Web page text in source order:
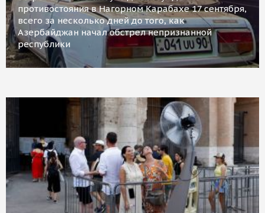
противостояния в Нагорном Карабахе 17 сентября,
всего за несколько дней до того, как
Азербайджан начал обстрел непризнанной
республики